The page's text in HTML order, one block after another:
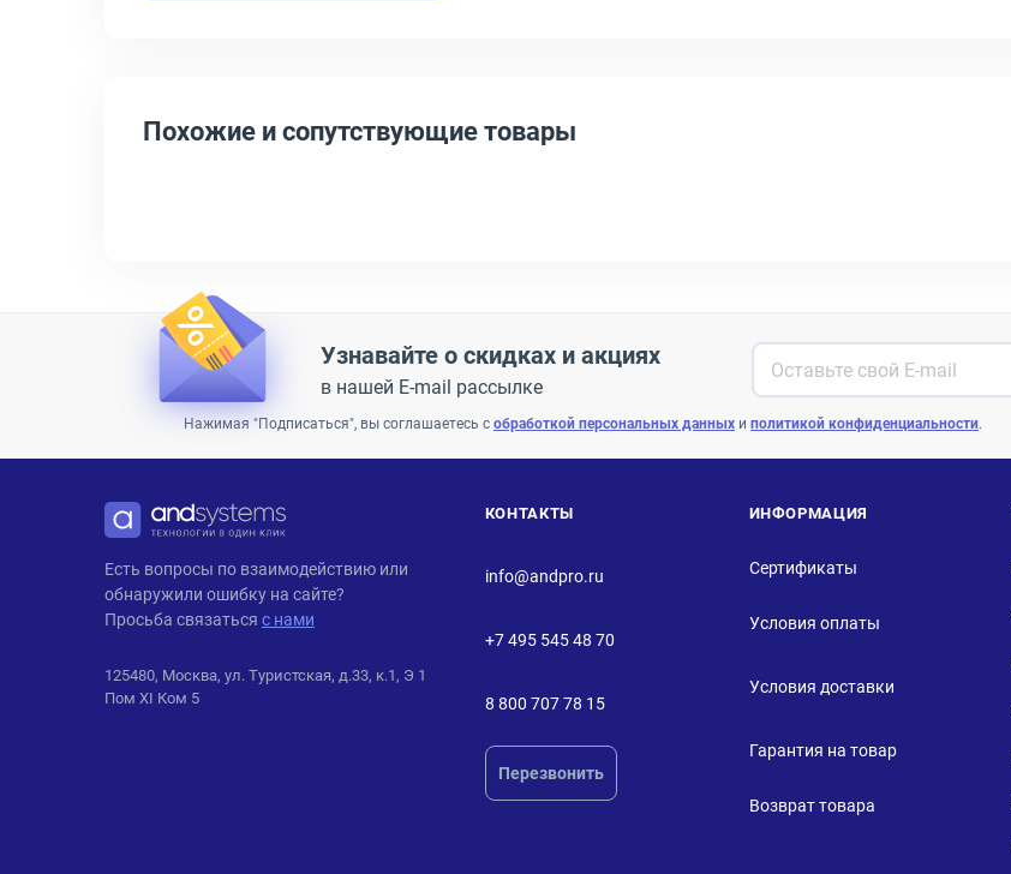
Похожие и сопутствующие товары
Узнавайте о скидках и акциях
в нашей E-mail рассылке
Нажимая "Подписаться", вы соглашаетесь с обработкой персональных данных и политикой конфиденциальности.
ANDPRO
Есть вопросы по взаимодействию или
обнаружили ошибку на сайте?
Просьба связаться с нами
125480, Москва, ул. Туристская, д.33, к.1, Э 1
Пом XI Ком 5
КОНТАКТЫ
info@andpro.ru
+7 495 545 48 70
8 800 707 78 15
Перезвонить
ИНФОРМАЦИЯ
Сертификаты
Условия оплаты
Условия доставки
Гарантия на товар
Возврат товара